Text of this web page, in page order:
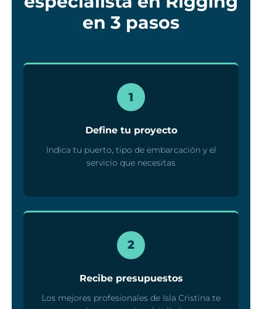
en 3 pasos
1
Define tu proyecto
Indica tu puerto, tipo de embarcación y el
servicio que necesitas
2
Recibe presupuestos
Los mejores profesionales de Isla Cristina te